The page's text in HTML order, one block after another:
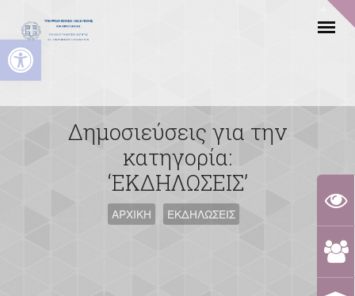
Ανοίξτε τη γραμμή εργαλείων
Δημοσιεύσεις για την
κατηγορία:
‘ΕΚΔΗΛΩΣΕΙΣ’
ΑΡΧΙΚΗ ΕΚΔΗΛΩΣΕΙΣ